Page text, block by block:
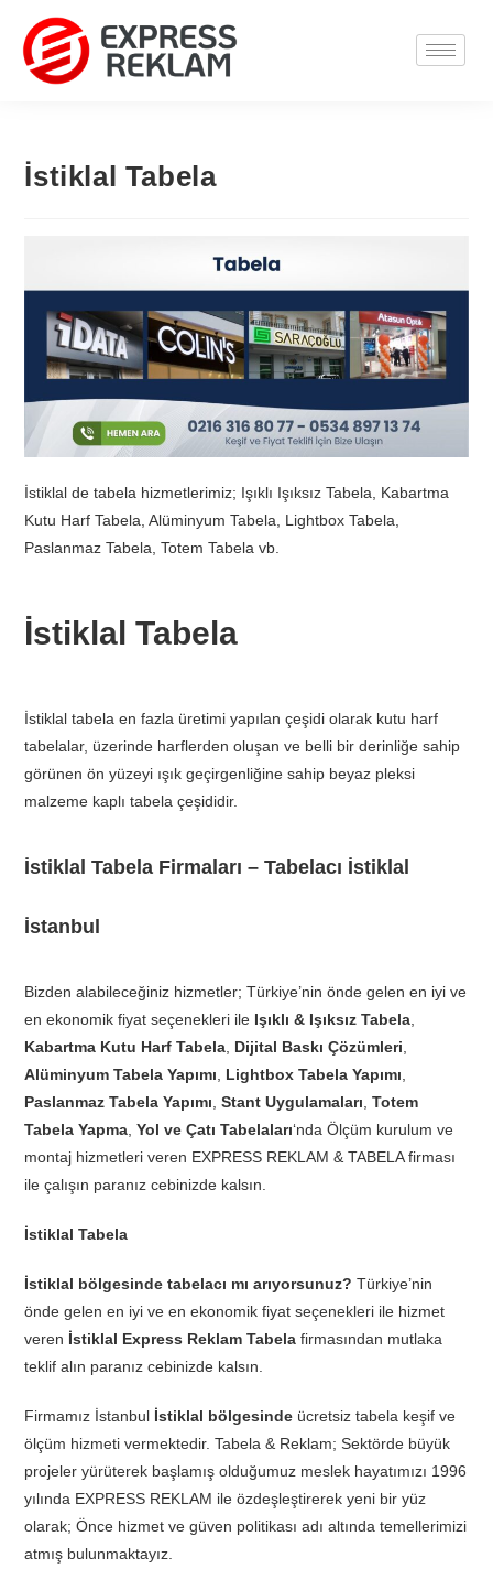
İstiklal Tabela
İstiklal de tabela hizmetlerimiz; Işıklı Işıksız Tabela, Kabartma
Kutu Harf Tabela, Alüminyum Tabela, Lightbox Tabela,
Paslanmaz Tabela, Totem Tabela vb.
İstiklal Tabela
İstiklal tabela en fazla üretimi yapılan çeşidi olarak kutu harf
tabelalar, üzerinde harflerden oluşan ve belli bir derinliğe sahip
görünen ön yüzeyi ışık geçirgenliğine sahip beyaz pleksi
malzeme kaplı tabela çeşididir.
İstiklal Tabela Firmaları – Tabelacı İstiklal
İstanbul
Bizden alabileceğiniz hizmetler; Türkiye’nin önde gelen en iyi ve
en ekonomik fiyat seçenekleri ile Işıklı & Işıksız Tabela
Kabartma Kutu Harf Tabela Dijital Baskı Çözümleri
Alüminyum Tabela Yapımı
Lightbox Tabela Yapımı
Paslanmaz Tabela Yapımı ,Stant Uygulamaları ,Totem
Tabela Yapma ,Yol ve Çatı Tabelaları‘nda Ölçüm kurulum ve
montaj hizmetleri veren EXPRESS REKLAM & TABELA firması
ile çalışın paranız cebinizde kalsın.
İstiklal Tabela
İstiklal bölgesinde tabelacı mı arıyorsunuz? Türkiye’nin
önde gelen en iyi ve en ekonomik fiyat seçenekleri ile hizmet
veren İstiklal Express Reklam Tabela firmasından mutlaka
teklif alın paranız cebinizde kalsın.
Firmamız İstanbul İstiklal bölgesinde ücretsiz tabela keşif ve
ölçüm hizmeti vermektedir. Tabela & Reklam; Sektörde büyük
projeler yürüterek başlamış olduğumuz meslek hayatımızı 1996
yılında EXPRESS REKLAM ile özdeşleştirerek yeni bir yüz
olarak; Önce hizmet ve güven politikası adı altında temellerimizi
atmış bulunmaktayız.